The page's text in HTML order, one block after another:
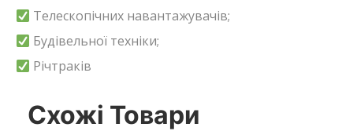
Телескопічних навантажувачів;
Будівельної техніки;
Річтраків
Схожі Товари